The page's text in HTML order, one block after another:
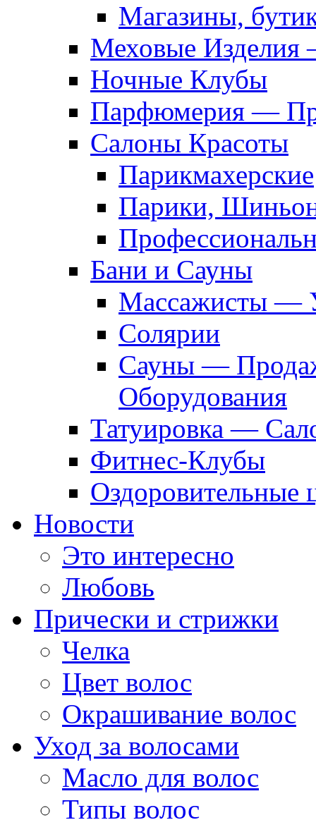
Магазины,
Меховые Изделия
Ночные Клубы
Парфюмерия —
Салоны Красоты
Парикмахерские
Парики,
Бани и Сауны
Массажисты —
Солярии
Сауны —
Оборудования
Татуировка —
Фитнес-Клубы
Оздоровительные
Новости
Это интересно
Любовь
Прически и стрижки
Челка
Цвет волос
Окрашивание волос
Уход за волосами
Масло для волос
Типы волос